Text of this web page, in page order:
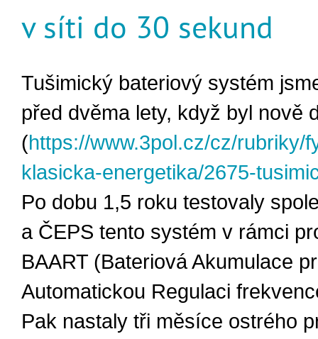
v síti do 30 sekund
Tušimický bateriový systém
před dvěma lety, když byl nově
(https://www.3pol.cz/cz/rubriky/
klasicka-energetika/2675-
Po dobu 1,5 roku testovaly
a ČEPS tento systém v rámci
BAART (Bateriová Akumulace
Automatickou Regulaci
Pak nastaly tři měsíce ostrého